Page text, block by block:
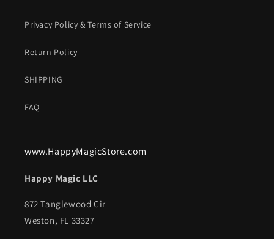
Privacy Policy & Terms of Service
Return Policy
SHIPPING
FAQ
www.HappyMagicStore.com
Happy Magic LLC
872 Tanglewood Cir
Weston, FL 33327